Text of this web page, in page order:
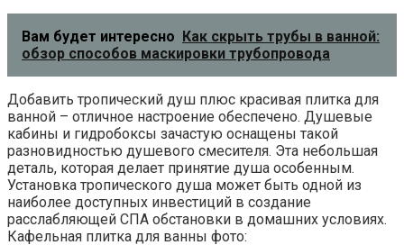
Вам будет интересно Как скрыть трубы в ванной:
обзор способов маскировки трубопровода
Добавить тропический душ плюс красивая плитка для
ванной – отличное настроение обеспечено. Душевые
кабины и гидробоксы зачастую оснащены такой
разновидностью душевого смесителя. Эта небольшая
деталь, которая делает принятие душа особенным.
Установка тропического душа может быть одной из
наиболее доступных инвестиций в создание
расслабляющей СПА обстановки в домашних условиях.
Кафельная плитка для ванны фото: